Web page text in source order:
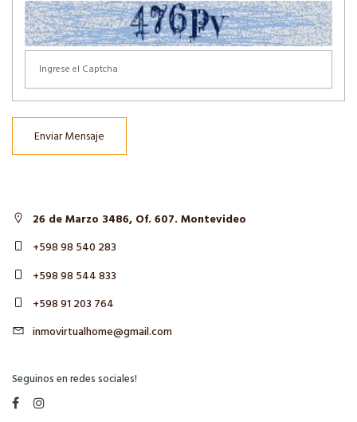
Enviar Mensaje
26 de Marzo 3486, Of. 607. Montevideo
+598 98 540 283
+598 98 544 833
+598 91 203 764
inmovirtualhome@gmail.com
Seguinos en redes sociales!